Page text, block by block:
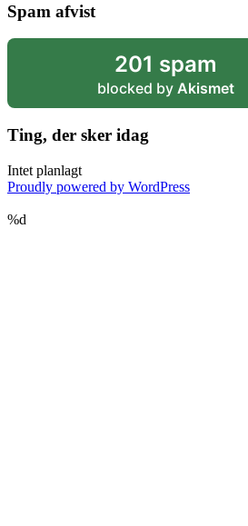
Spam afvist
201 spam
blocked byAkismet
Ting, der sker idag
Intet planlagt
Proudly powered by WordPress
%d